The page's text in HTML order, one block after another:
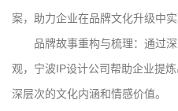
案，助力企业在品牌文化升级中实
品牌故事重构与梳理：通过
观，宁波IP设计公司帮助企业提
深层次的文化内涵和情感价值。